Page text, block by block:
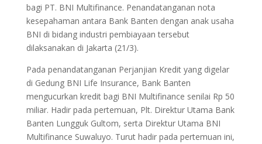
bagi PT. BNI Multifinance. Penandatanganan nota
kesepahaman antara Bank Banten dengan anak usaha
BNI di bidang industri pembiayaan tersebut
dilaksanakan di Jakarta (21/3).
Pada penandatanganan Perjanjian Kredit yang digelar
di Gedung BNI Life Insurance, Bank Banten
mengucurkan kredit bagi BNI Multifinance senilai Rp 50
miliar. Hadir pada pertemuan, Plt. Direktur Utama Bank
Banten Lungguk Gultom, serta Direktur Utama BNI
Multifinance Suwaluyo. Turut hadir pada pertemuan ini,